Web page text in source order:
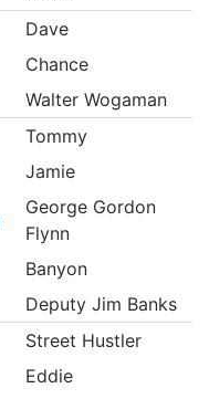
Dave
Chance
Walter Wogaman
Tommy
Jamie
George Gordon
Flynn
Banyon
Deputy Jim Banks
Street Hustler
Eddie